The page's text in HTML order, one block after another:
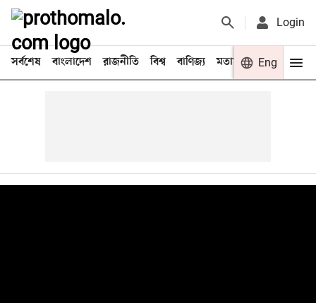
Login
সর্বশেষ বাংলাদেশ রাজনীতি বিশ্ব বাণিজ্য মতামত খেলা
Eng